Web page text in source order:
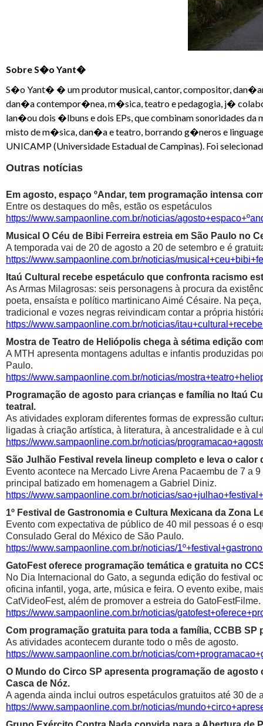
Sobre S�o Yant�
S�o Yant� � um produtor musical, cantor, compositor,
dan�a contempor�nea, m�sica, teatro e pedagogia, j�
lan�ou dois �lbuns e dois EPs, que combinam sonoridades
misto de m�sica, dan�a e teatro, borrando g�neros e
UNICAMP (Universidade Estadual de Campinas). Foi
Outras notícias
Em agosto, espaço ºAndar, tem programação intensa
Entre os destaques do mês, estão os espetáculos
https://www.sampaonline.com.br/noticias/
Musical O Céu de Bibi Ferreira estreia em São Paulo no
A temporada vai de 20 de agosto a 20 de setembro e é
https://www.sampaonline.com.br/noticias/
Itaú Cultural recebe espetáculo que confronta racismo
As Armas Milagrosas: seis personagens à procura da
poeta, ensaísta e político martinicano Aimé Césaire. Na
tradicional e vozes negras reivindicam contar a própria
https://www.sampaonline.com.br/noticias/
Mostra de Teatro de Heliópolis chega à sétima edição
A MTH apresenta montagens adultas e infantis produzidas
Paulo.
https://www.sampaonline.com.br/noticias/
Programação de agosto para crianças e família no Itaú
teatral.
As atividades exploram diferentes formas de expressão
ligadas à criação artística, à literatura, à ancestralidade e à
https://www.sampaonline.com.br/noticias/
São Julhão Festival revela lineup completo e leva o calor
Evento acontece na Mercado Livre Arena Pacaembu de 7 a
principal batizado em homenagem a Gabriel Diniz.
https://www.sampaonline.com.br/noticias/
1º Festival de Gastronomia e Cultura Mexicana da Zona
Evento com expectativa de público de 40 mil pessoas é o
Consulado Geral do México de São Paulo.
https://www.sampaonline.com.br/noticias/
GatoFest oferece programação temática e gratuita no
No Dia Internacional do Gato, a segunda edição do festival
oficina infantil, yoga, arte, música e feira. O evento exibe,
CatVideoFest, além de promover a estreia do GatoFestFilme.
https://www.sampaonline.com.br/noticias/
Com programação gratuita para toda a família, CCBB
As atividades acontecem durante todo o mês de agosto.
https://www.sampaonline.com.br/noticias/
O Mundo do Circo SP apresenta programação de
Casca de Nóz.
A agenda ainda inclui outros espetáculos gratuitos até 30 de
https://www.sampaonline.com.br/noticias/